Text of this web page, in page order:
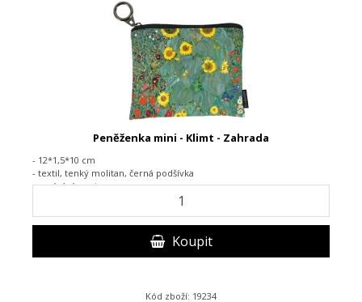
Peněženka mini - Klimt - Zahrada
- 12*1,5*10 cm
- textil, tenký molitan, černá podšívka
- zapínání na zip
Koupit
Kód zboží: 19234